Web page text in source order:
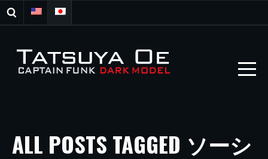
ALL POSTS TAGGED ソーシ